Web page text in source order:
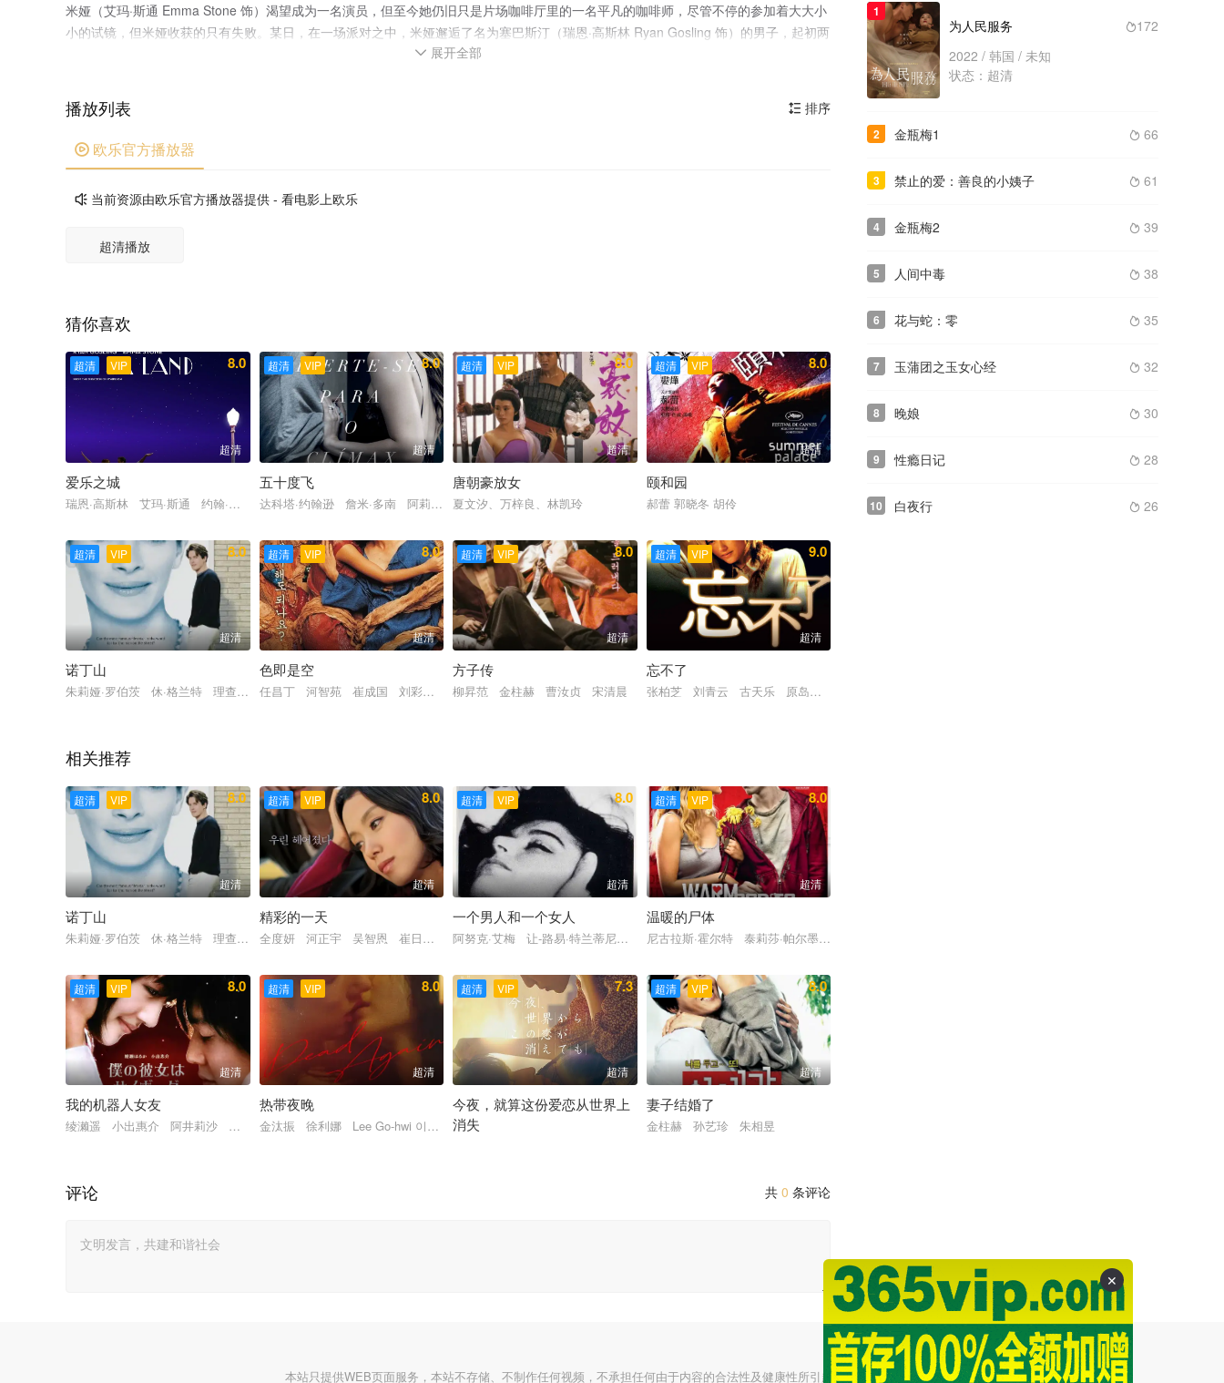
米娅（艾玛·斯通 Emma Stone 饰）渴望成为一名演员，但至今她仍旧只是片场咖啡厅里的一名平凡的咖啡师，尽管不停的参加着大大小
小的试镜，但米娅收获的只有失败。某日，在一场派对之中，米娅邂逅了名为塞巴斯汀（瑞恩·高斯林 Ryan Gosling 饰）的男子，起初两
人之间产生了小小的矛盾，但很快，米娅便被塞巴斯汀身上闪耀的才华以及他对爵士乐的纯粹追求所吸引，最终两人走到了一起。 在
爵士乐队，开始演奏自己并不喜欢的现代爵士乐，没想到一炮而红。随着时间的推移，努力追求梦想的两人，彼此之间的距离却越来越
远，在理想和感情之间，他们必须做出选择
 展开全部
 排序
播放列表
 欧乐官方播放器
 当前资源由欧乐官方播放器提供 - 看电影上欧乐
超清播放
猜你喜欢
VIP
超清 8.0
超清
爱乐之城
瑞恩·高斯林 艾玛·斯通 约翰·传奇 罗丝玛丽·德薇特 芬·维特洛克
VIP
超清 8.0
超清
五十度飞
达科塔·约翰逊 詹米·多南 阿莉尔·凯贝尔 埃里克·约翰逊 瑞塔·奥拉
VIP
超清 8.0
超清
唐朝豪放女
夏文汐、万梓良、林凯玲
VIP
超清 8.0
超清
颐和园
郝蕾 郭晓冬 胡伶
VIP
超清 8.0
超清
诺丁山
朱莉娅·罗伯茨 休·格兰特 理查德·麦凯布 瑞斯·伊凡斯 詹姆斯·德雷福斯 迪兰·莫兰 亨利·古德曼 朱利安·林希德-图特 罗蕾莱·金
VIP
超清 8.0
超清
色即是空
任昌丁 河智苑 崔成国 刘彩英 陈彩英
VIP
超清 8.0
超清
方子传
柳昇范 金柱赫 曹汝贞 宋清晨
VIP
超清 9.0
超清
忘不了
张柏芝 刘青云 古天乐 原岛大地 秦沛
相关推荐
VIP
超清 8.0
超清
诺丁山
朱莉娅·罗伯茨 休·格兰特 理查德·麦凯布 瑞斯·伊凡斯 詹姆斯·德雷福斯 迪兰·莫兰 亨利·古德曼 朱利安·林希德-图特 罗蕾莱·金
VIP
超清 8.0
超清
精彩的一天
全度妍 河正宇 吴智恩 崔日华 奇周峯 金永敏 金惠玉 高瑞熙 金希珍 徐东元 梁银容 陈勇旭 金姬廷 车雅伦 韩孝周 朴闵英
VIP
超清 8.0
超清
一个男人和一个女人
阿努克·艾梅 让-路易·特兰蒂尼昂 皮埃尔·巴鲁 瓦勒瑞·拉格兰 Antoine Sire
VIP
超清 8.0
超清
温暖的尸体
尼古拉斯·霍尔特 泰莉莎·帕尔墨 约翰·马尔科维奇 戴夫·弗兰科 里奥·蒂普顿 罗伯·考德瑞 科里·哈德里
VIP
超清 8.0
超清
我的机器人女友
绫濑遥 小出惠介 阿井莉沙 二夜直子 蛭子能收 远藤宪一 霍利肯 伊武雅刀
VIP
超清 8.0
超清
热带夜晚
金汰振 徐利娜 Lee Go-hwi 이고휘 丹尼·李
VIP
超清 7.3
超清
今夜，就算这份爱恋从世界上
消失
VIP
超清 8.0
超清
妻子结婚了
金柱赫 孙艺珍 朱相昱
共 0 条评论
评论
1
172
为人民服务
2022 / 韩国 / 未知
状态：超清
2  66
金瓶梅1
3  61
禁止的爱：善良的小姨子
4  39
金瓶梅2
5  38
人间中毒
6  35
花与蛇：零
7  32
玉蒲团之玉女心经
8  30
晚娘
9  28
性瘾日记
10  26
白夜行
✕
本站只提供WEB页面服务，本站不存储、不制作任何视频，不承担任何由于内容的合法性及健康性所引起的争议和法律责任。